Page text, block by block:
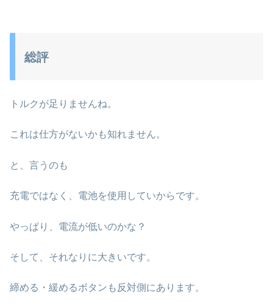
総評
トルクが足りませんね。
これは仕方がないかも知れません。
と、言うのも
充電ではなく、電池を使用していからです。
やっぱり、電流が低いのかな？
そして、それなりに大きいです。
締める・緩めるボタンも反対側にあります。